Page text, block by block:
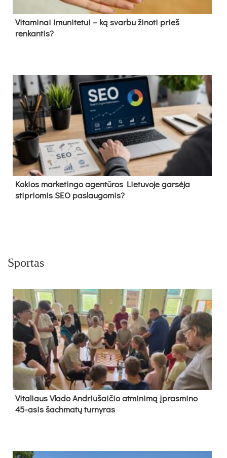
Vitaminai imunitetui – ką svarbu žinoti prieš
renkantis?
Kokios marketingo agentūros Lietuvoje garsėja
stipriomis SEO paslaugomis?
Sportas
Vi­ta­liaus Vla­do And­riu­šai­čio at­mi­ni­mą įpras­mi­no
45-asis šach­ma­tų tur­ny­ras